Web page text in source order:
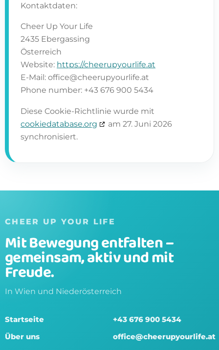
Kontaktdaten:
Cheer Up Your Life
2435 Ebergassing
Österreich
Website: https://cheerupyourlife.at
E-Mail: office@cheerupyourlife.at
Phone number: +43 676 900 5434
Diese Cookie-Richtlinie wurde mit
cookiedatabase.org
am 27. Juni 2026
synchronisiert.
CHEER UP YOUR LIFE
Mit Bewegung entfalten –
gemeinsam, aktiv und mit
Freude.
In Wien und Niederösterreich
Startseite
Über uns
+43 676 900 5434
office@cheerupyourlife.at